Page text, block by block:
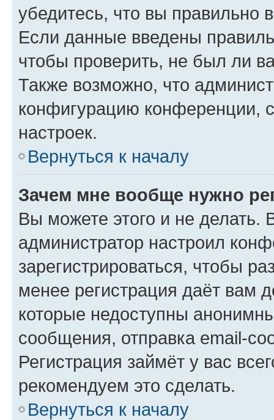
убедитесь, что вы правильно
Если данные введены
чтобы проверить, не был ли
Также возможно, что
конфигурацию конференции,
настроек.
Вернуться к началу
Зачем мне вообще нужно
Вы можете этого и не делать.
администратор настроил
зарегистрироваться, чтобы
менее регистрация даёт вам
которые недоступны
сообщения, отправка email-
Регистрация займёт у вас
рекомендуем это сделать.
Вернуться к началу